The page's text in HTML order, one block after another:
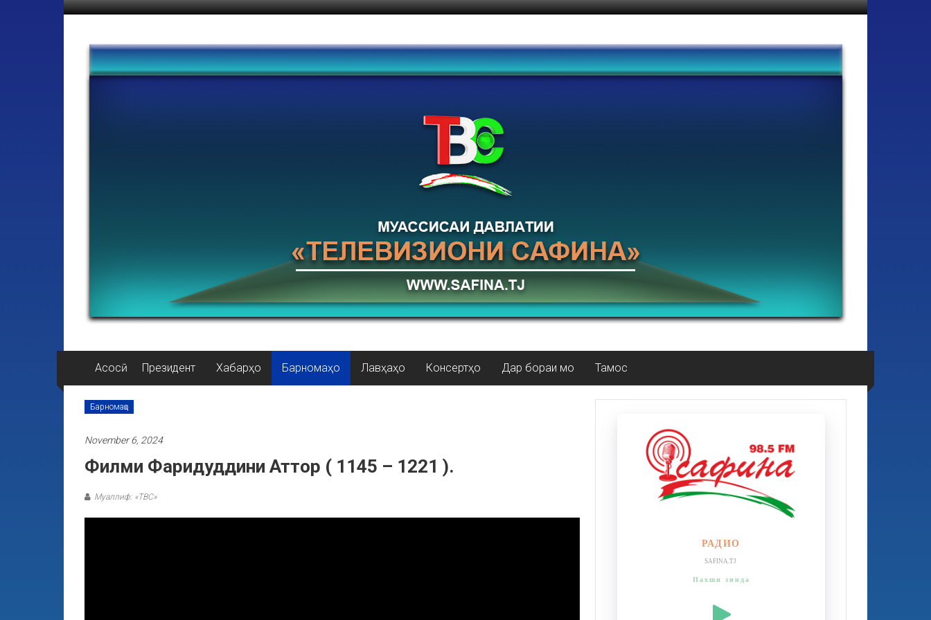
Асосӣ Президент Хабарҳо Барномаҳо Лавҳаҳо Консертҳо Дар бораи мо Тамос
Барномаҳо
November 6, 2024
Филми Фаридуддини Аттор ( 1145 – 1221 ).
Муаллиф: «ТВС»
РАДИО
SAFINA.TJ
Пахши зинда